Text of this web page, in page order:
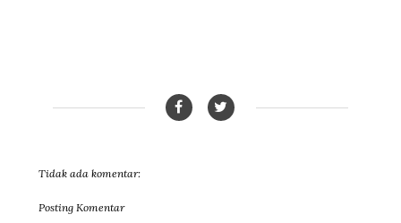
Tidak ada komentar:
Posting Komentar